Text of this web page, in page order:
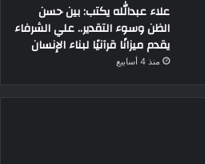
علاء عبدالله يكتب: بين حسن
الظن وسوء التقدير.. علي الشرفاء
يقدم ميزانًا قرآنيًا لبناء الإنسان
منذ 4 أسابيع